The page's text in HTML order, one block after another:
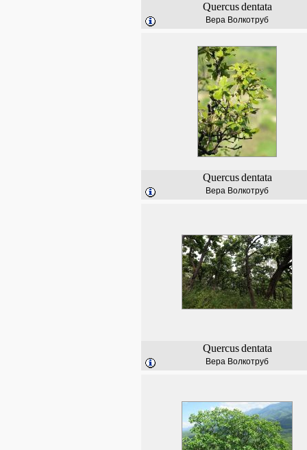
Quercus dentata
Вера Волкотруб
Quercus dentata
Вера Волкотруб
Quercus dentata
Вера Волкотруб